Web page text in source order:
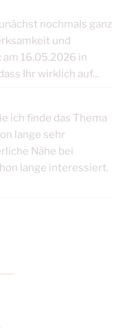
nochmals ganz
und
am 16.05.2026 in
Ihr wirklich auf...
ich finde das Thema
lange sehr
Nähe bei
lange interessiert.